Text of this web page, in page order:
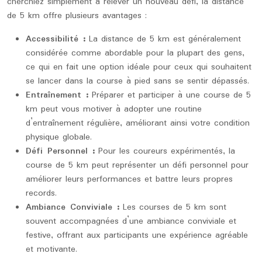
de 5 km offre plusieurs avantages :
Accessibilité : La distance de 5 km est généralement
considérée comme abordable pour la plupart des gens,
ce qui en fait une option idéale pour ceux qui souhaitent
se lancer dans la course à pied sans se sentir dépassés.
Entraînement : Préparer et participer à une course de 5
km peut vous motiver à adopter une routine
d’entraînement régulière, améliorant ainsi votre condition
physique globale.
Défi Personnel : Pour les coureurs expérimentés, la
course de 5 km peut représenter un défi personnel pour
améliorer leurs performances et battre leurs propres
records.
Ambiance Conviviale : Les courses de 5 km sont
souvent accompagnées d’une ambiance conviviale et
festive, offrant aux participants une expérience agréable
et motivante.